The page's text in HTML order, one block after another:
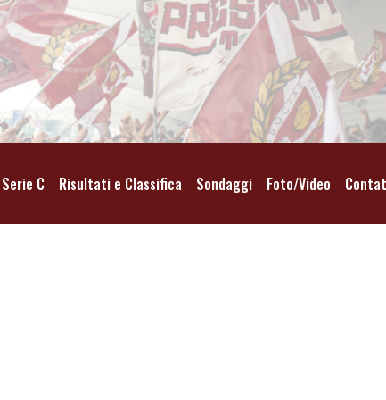
Serie C Risultati e Classifica Sondaggi Foto/Video